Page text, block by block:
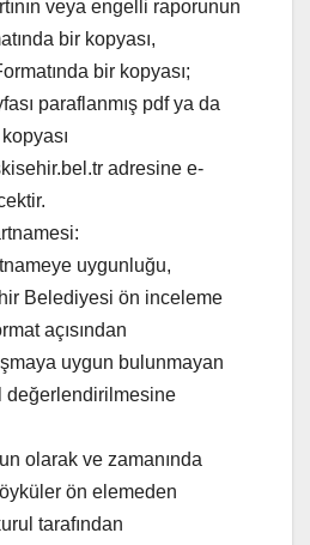
veya engelli raporunun
bir kopyası,
bir kopyası;
paraflanmış pdf ya da
adresine e-
uygunluğu,
Belediyesi ön inceleme
açısından
uygun bulunmayan
değerlendirilmesine
olarak ve zamanında
ön elemeden
tarafından